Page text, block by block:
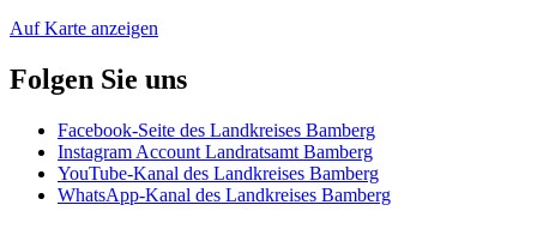
Auf Karte anzeigen
Folgen Sie uns
Facebook-Seite des Landkreises Bamberg
Instagram Account Landratsamt Bamberg
YouTube-Kanal des Landkreises Bamberg
WhatsApp-Kanal des Landkreises Bamberg